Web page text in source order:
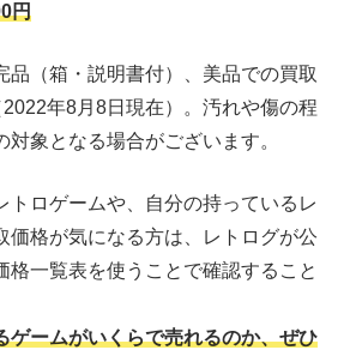
円
（箱・説明書付）、美品での買取
年8月8日現在）。汚れや傷の程
対象となる場合がございます。
トロゲームや、自分の持っているレ
価格が気になる方は、レトログが公
格一覧表を使うことで確認すること
ゲームがいくらで売れるのか、ぜひ